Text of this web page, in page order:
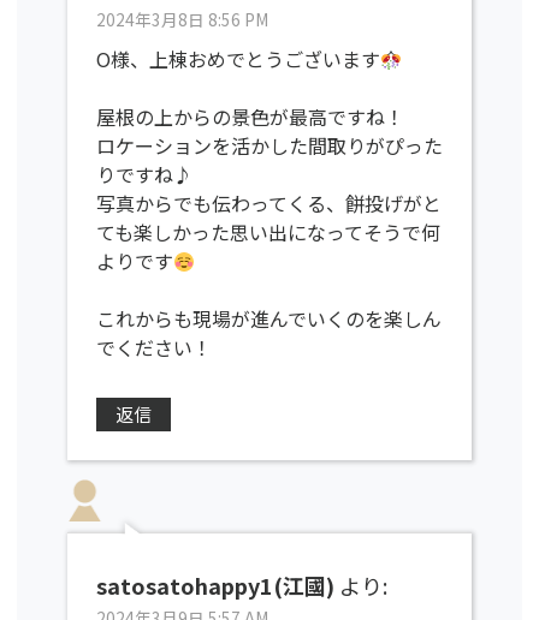
2024年3月8日 8:56 PM
O様、上棟おめでとうございます
屋根の上からの景色が最高ですね！
ロケーションを活かした間取りがぴった
りですね♪
写真からでも伝わってくる、餅投げがと
ても楽しかった思い出になってそうで何
よりです
これからも現場が進んでいくのを楽しん
でください！
返信
satosatohappy1(江國) より: